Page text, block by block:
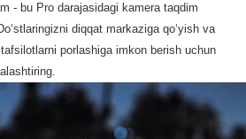
- bu Pro darajasidagi kamera taqdim
diqqat markaziga qo‘yish va
porlashiga imkon berish uchun